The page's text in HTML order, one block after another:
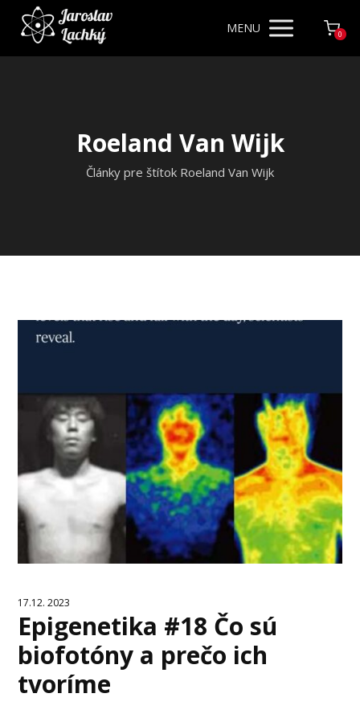
MENU 0
Roeland Van Wijk
Články pre štítok Roeland Van Wijk
17.12. 2023
Epigenetika #18 Čo sú
biofotóny a prečo ich
tvoríme